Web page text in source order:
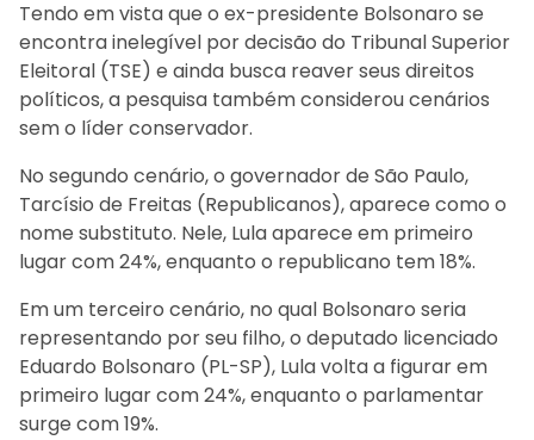
Tendo em vista que o ex-presidente Bolsonaro se
encontra inelegível por decisão do Tribunal Superior
Eleitoral (TSE) e ainda busca reaver seus direitos
políticos, a pesquisa também considerou cenários
sem o líder conservador.
No segundo cenário, o governador de São Paulo,
Tarcísio de Freitas (Republicanos), aparece como o
nome substituto. Nele, Lula aparece em primeiro
lugar com 24%, enquanto o republicano tem 18%.
Em um terceiro cenário, no qual Bolsonaro seria
representando por seu filho, o deputado licenciado
Eduardo Bolsonaro (PL-SP), Lula volta a figurar em
primeiro lugar com 24%, enquanto o parlamentar
surge com 19%.